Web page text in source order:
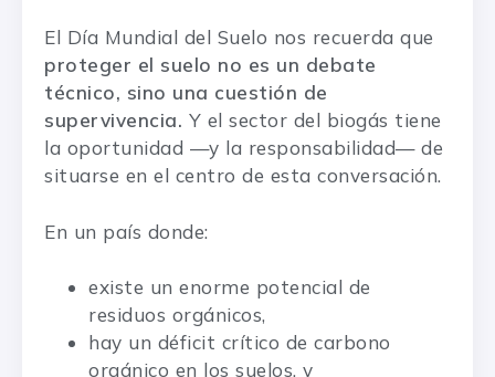
El Día Mundial del Suelo nos recuerda que
proteger el suelo no es un debate
técnico, sino una cuestión de
supervivencia. Y el sector del biogás tiene
la oportunidad —y la responsabilidad— de
situarse en el centro de esta conversación.
En un país donde:
existe un enorme potencial de
residuos orgánicos,
hay un déficit crítico de carbono
orgánico en los suelos, y